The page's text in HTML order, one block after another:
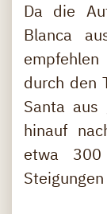
Da die
Blanca
durch den
Santa aus
hinauf
etwa 300